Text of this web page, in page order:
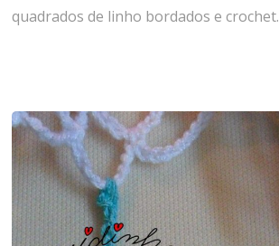
quadrados de linho bordados e crochet.